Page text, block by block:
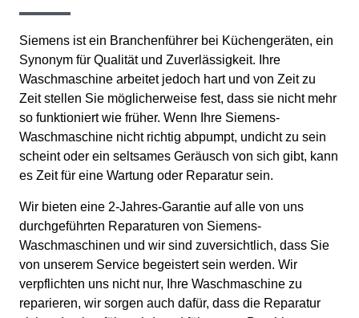
Siemens ist ein Branchenführer bei Küchengeräten, ein
Synonym für Qualität und Zuverlässigkeit. Ihre
Waschmaschine arbeitet jedoch hart und von Zeit zu
Zeit stellen Sie möglicherweise fest, dass sie nicht mehr
so funktioniert wie früher. Wenn Ihre Siemens-
Waschmaschine nicht richtig abpumpt, undicht zu sein
scheint oder ein seltsames Geräusch von sich gibt, kann
es Zeit für eine Wartung oder Reparatur sein.
Wir bieten eine 2-Jahres-Garantie auf alle von uns
durchgeführten Reparaturen von Siemens-
Waschmaschinen und wir sind zuversichtlich, dass Sie
von unserem Service begeistert sein werden. Wir
verpflichten uns nicht nur, Ihre Waschmaschine zu
reparieren, wir sorgen auch dafür, dass die Reparatur